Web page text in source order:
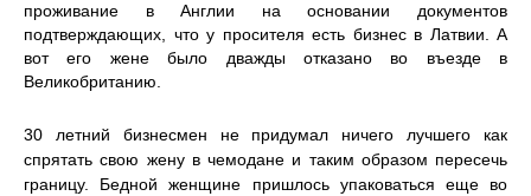
проживание в Англии на основании документов
подтверждающих, что у просителя есть бизнес в Латвии. А
вот его жене было дважды отказано во въезде в
Великобританию.
30 летний бизнесмен не придумал ничего лучшего как
спрятать свою жену в чемодане и таким образом пересечь
границу. Бедной женщине пришлось упаковаться еще во